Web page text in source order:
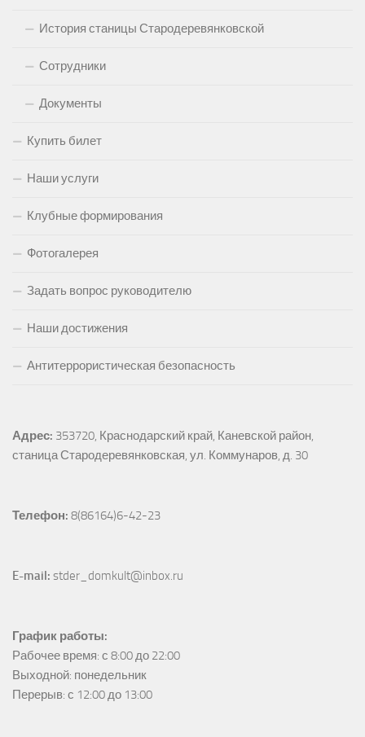
История станицы Стародеревянковской
Сотрудники
Документы
Купить билет
Наши услуги
Клубные формирования
Фотогалерея
Задать вопрос руководителю
Наши достижения
Антитеррористическая безопасность
Адрес: 353720, Краснодарский край, Каневской район,
станица Стародеревянковская, ул. Коммунаров, д. 30
Телефон: 8(86164)6-42-23
E-mail: stder_domkult@inbox.ru
График работы:
Рабочее время: с 8:00 до 22:00
Выходной: понедельник
Перерыв: с 12:00 до 13:00